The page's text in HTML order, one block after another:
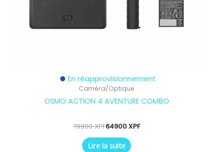
En réapprovisionnement
Caméra/Optique
OSMO ACTION 4 AVENTURE COMBO
79900XPF64900XPF
Lire la suite